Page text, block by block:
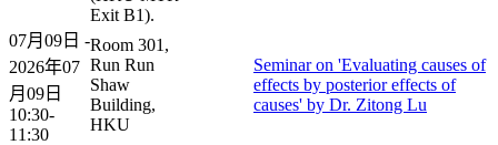
Exit B1).
07月09日 -
2026年07
月09日
10:30-
11:30
Room 301,
Run Run
Shaw
Building,
HKU
Seminar on 'Evaluating causes of
effects by posterior effects of
causes' by Dr. Zitong Lu